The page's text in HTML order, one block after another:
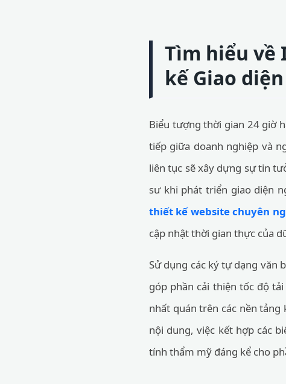
Tìm hiểu về
kế Giao
Biểu tượng thời gian 24 giờ
tiếp giữa doanh nghiệp và
liên tục sẽ xây dựng sự tin
sư khi phát triển giao diện
thiết kế website chuyên
cập nhật thời gian thực của
Sử dụng các ký tự dạng văn
góp phần cải thiện tốc độ
nhất quán trên các nền
nội dung, việc kết hợp các
tính thẩm mỹ đáng kể cho